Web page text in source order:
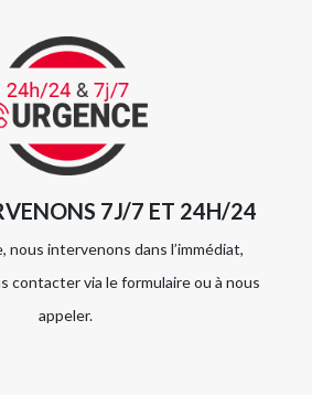
7J/7 ET 24H/24
nous intervenons dans l’immédiat,
contacter via le formulaire ou à nous
appeler.